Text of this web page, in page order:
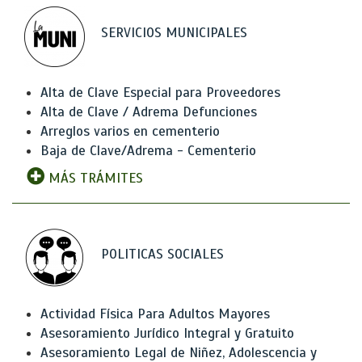
SERVICIOS MUNICIPALES
Alta de Clave Especial para Proveedores
Alta de Clave / Adrema Defunciones
Arreglos varios en cementerio
Baja de Clave/Adrema - Cementerio
MÁS TRÁMITES
POLITICAS SOCIALES
Actividad Física Para Adultos Mayores
Asesoramiento Jurídico Integral y Gratuito
Asesoramiento Legal de Niñez, Adolescencia y